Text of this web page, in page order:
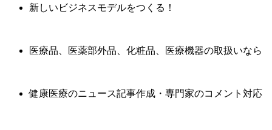
新しいビジネスモデルをつくる！
医療品、医薬部外品、化粧品、医療機器の取扱いなら
健康医療のニュース記事作成・専門家のコメント対応